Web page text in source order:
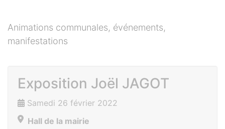
Animations communales, événements,
manifestations
Exposition Joël JAGOT
Samedi 26 février 2022
Hall de la mairie